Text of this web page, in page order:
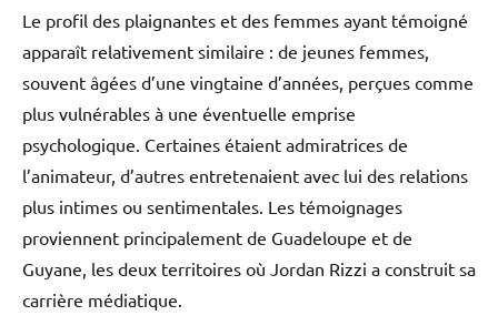
Le profil des plaignantes et des femmes ayant témoigné
apparaît relativement similaire : de jeunes femmes,
souvent âgées d’une vingtaine d’années, perçues comme
plus vulnérables à une éventuelle emprise
psychologique. Certaines étaient admiratrices de
l’animateur, d’autres entretenaient avec lui des relations
plus intimes ou sentimentales. Les témoignages
proviennent principalement de Guadeloupe et de
Guyane, les deux territoires où Jordan Rizzi a construit sa
carrière médiatique.